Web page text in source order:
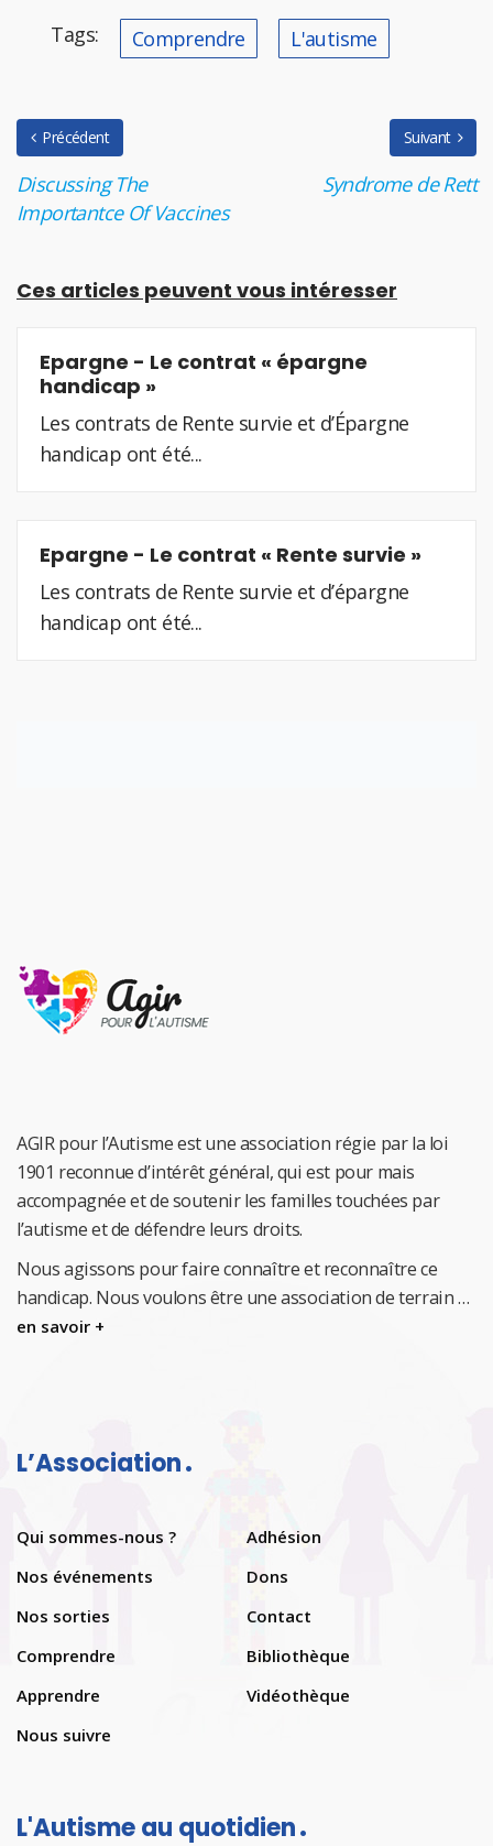
Tags: Comprendre L'autisme
Précédent
Discussing The
Importantce Of Vaccines
Suivant
Syndrome de Rett
Ces articles peuvent vous intéresser
Epargne - Le contrat « épargne
handicap »
Les contrats de Rente survie et d’Épargne
handicap ont été...
Epargne - Le contrat « Rente survie »
Les contrats de Rente survie et d’épargne
handicap ont été...
AGIR pour l’Autisme est une association régie par la loi
1901 reconnue d’intérêt général, qui est pour mais
accompagnée et de soutenir les familles touchées par
l’autisme et de défendre leurs droits.
Nous agissons pour faire connaître et reconnaître ce
handicap. Nous voulons être une association de terrain …
en savoir +
L’Association
Qui sommes-nous ?
Nos événements
Nos sorties
Comprendre
Apprendre
Nous suivre
Adhésion
Dons
Contact
Bibliothèque
Vidéothèque
L'Autisme au quotidien